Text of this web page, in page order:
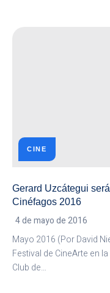
CINE
Gerard Uzcátegui
Cinéfagos 2016
4 de mayo de 2016
Mayo 2016 (Por David
Festival de CineArte en
Club de…